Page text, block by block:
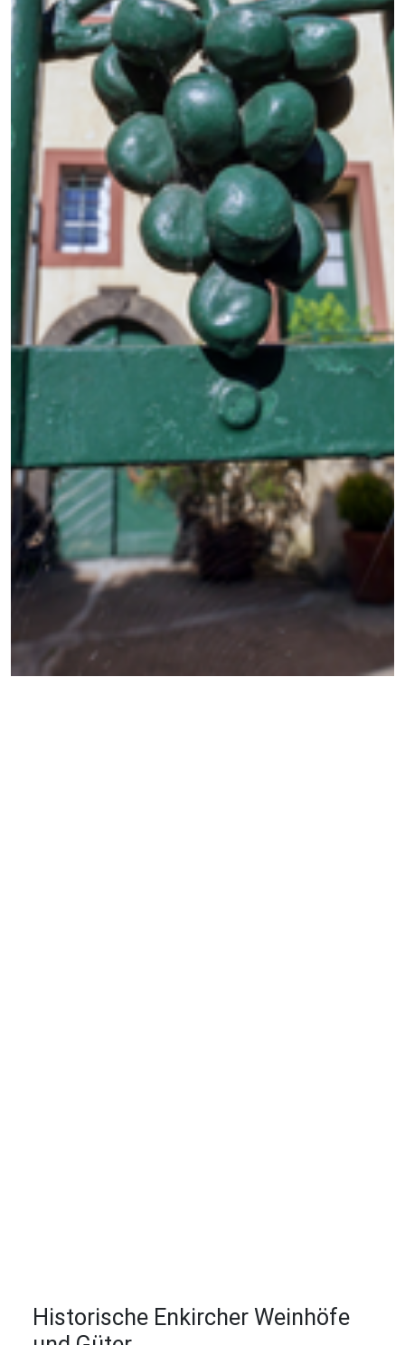
Historische Enkircher Weinhöfe